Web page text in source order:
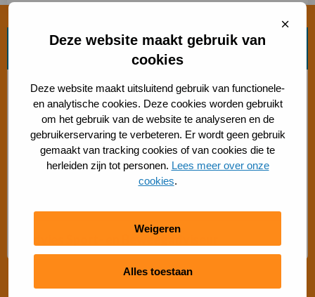
Deze website maakt gebruik van
cookies
Deze website maakt uitsluitend gebruik van functionele-
en analytische cookies. Deze cookies worden gebruikt
om het gebruik van de website te analyseren en de
gebruikerservaring te verbeteren. Er wordt geen gebruik
gemaakt van tracking cookies of van cookies die te
herleiden zijn tot personen. Lees meer over onze
cookies.
Weigeren
Alles toestaan
Sluit
Zoek beweegvorm
Bosch beweegaanbod
Sporten met beperking
Beweegaanbod 50+
Advies Sport- en Beweegadviseur